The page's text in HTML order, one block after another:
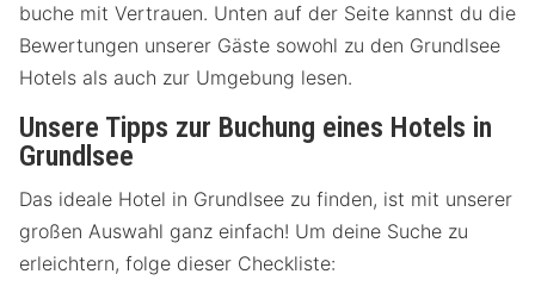
buche mit Vertrauen. Unten auf der Seite kannst du die
Bewertungen unserer Gäste sowohl zu den Grundlsee
Hotels als auch zur Umgebung lesen.
Unsere Tipps zur Buchung eines Hotels in
Grundlsee
Das ideale Hotel in Grundlsee zu finden, ist mit unserer
großen Auswahl ganz einfach! Um deine Suche zu
erleichtern, folge dieser Checkliste: